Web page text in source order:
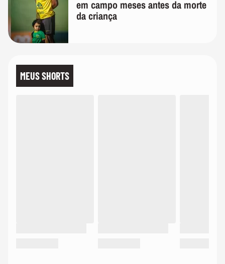
em campo meses antes da morte
da criança
MEUS SHORTS